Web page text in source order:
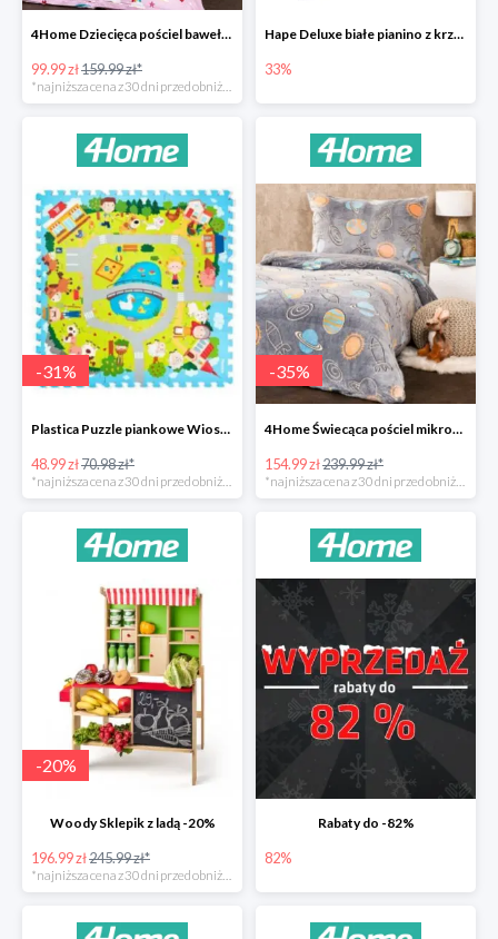
4Home Dziecięca pościel bawełniana Rainbow
99.99 zł159.99 zł*
*najniższa cena z 30 dni przed obniżką
Hape Deluxe białe pianino z krzesłem -33%
33%
-31%
Plastica Puzzle piankowe Wioska -31%
48.99 zł70.98 zł*
-35%
4Home Świecąca pościel mikroflanela Planetarium -35%
154.99 zł239.99 zł*
-20%
Woody Sklepik z ladą -20%
196.99 zł245.99 zł*
*najniższa cena z 30 dni przed obniżką
Rabaty do -82%
82%